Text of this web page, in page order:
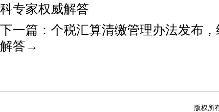
科专家权威解答
下一篇： 个税汇算清缴管理办法发布
解答→
版权所